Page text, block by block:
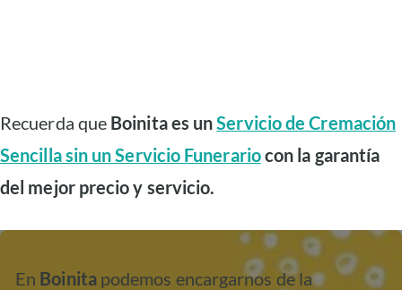
Recuerda que Boinita es unServicio de Cremación
Sencilla sin un Servicio Funerariocon la garantía
del mejor precio y servicio.
En Boinita podemos encargarnos de la